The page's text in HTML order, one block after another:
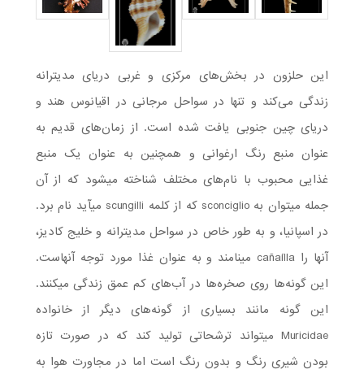
این حلزون در بخش‌های مرکزی و غربی دریای مدیترانه
زندگی می‌کند و تنها در سواحل مرجانی در اقیانوس هند و
دریای چین جنوبی یافت شده است. از زمان‌های قدیم به
عنوان منبع رنگ ارغوانی و همچنین به عنوان یک منبع
غذایی محبوب با نام‌های مختلف شناخته می­شود که از آن
جمله می­توان به sconciglio که از کلمه scungilli می­آید نام برد.
در اسپانیا، و به طور خاص در سواحل مدیترانه و خلیج کادیز،
آنها را cañaílla می­نامند و به عنوان غذا مورد توجه آنهاست.
این گونه‌ها روی صخره‌ها در آب‌های کم عمق زندگی می­کنند.
این گونه مانند بسیاری از گونه‌های دیگر از خانواده
Muricidae می­تواند ترشحاتی تولید کند که در صورت تازه
بودن شیری رنگ و بدون رنگ است اما در مجاورت هوا به